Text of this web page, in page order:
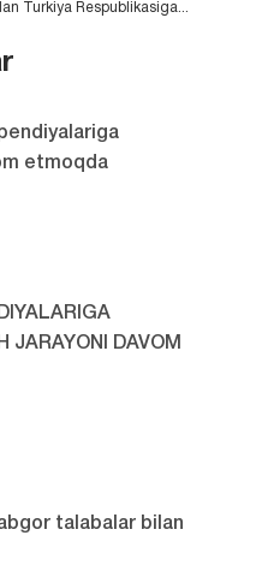
Turkiya Respublikasiga...
etmoqda
JARAYONI DAVOM
talabalar bilan